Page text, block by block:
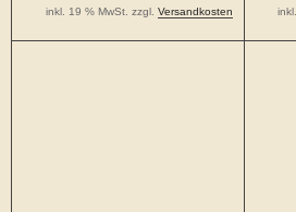
inkl. 19 % MwSt. zzgl. Versandkosten